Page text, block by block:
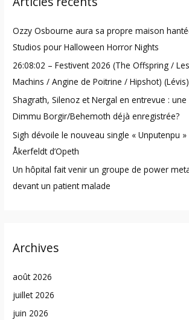
f
o
r
:
Ozzy Osbourne aura sa propre maison
Studios pour Halloween Horror Nights
26:08:02 – Festivent 2026 (The Offspring /
Machins / Angine de Poitrine / Hipshot) (Lévis)
Shagrath, Silenoz et Nergal en entrevue :
Dimmu Borgir/Behemoth déjà enregistrée?
Sigh dévoile le nouveau single « Unputenpu »
Åkerfeldt d’Opeth
Un hôpital fait venir un groupe de power
devant un patient malade
Archives
août 2026
juillet 2026
juin 2026